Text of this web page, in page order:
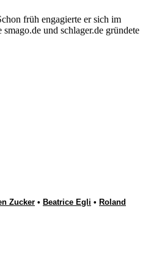
früh engagierte er sich im
und schlager.de gründete
Zucker • Beatrice Egli • Roland